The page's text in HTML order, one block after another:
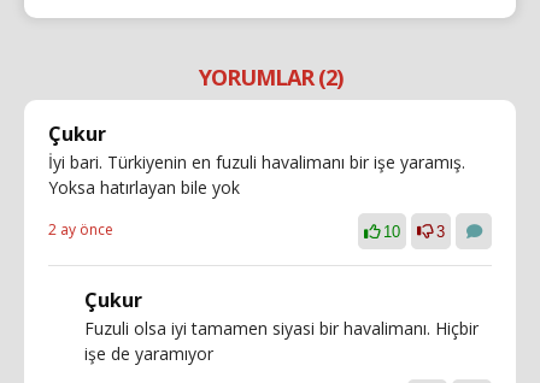
YORUMLAR (2)
Çukur
İyi bari. Türkiyenin en fuzuli havalimanı bir işe yaramış.
Yoksa hatırlayan bile yok
2 ay önce 10 3
Çukur
Fuzuli olsa iyi tamamen siyasi bir havalimanı. Hiçbir
işe de yaramıyor